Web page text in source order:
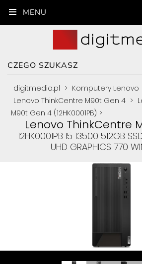
digitmedia.pl > Komputery Lenovo
Lenovo ThinkCentre M90t Gen 4 >
M90t Gen 4 (12HK0001PB) >
Lenovo ThinkCentre
12HK0001PB I5 13500 512GB
UHD GRAPHICS 770